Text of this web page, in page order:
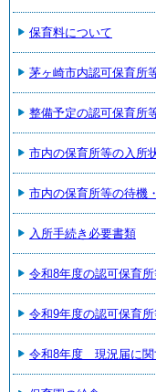
保育料について
茅ヶ崎市内認可保育所
整備予定の認可保育所
市内の保育所等の入所
市内の保育所等の待機
入所手続き必要書類
令和8年度の認可保育
令和9年度の認可保育
令和8年度 現況届に関